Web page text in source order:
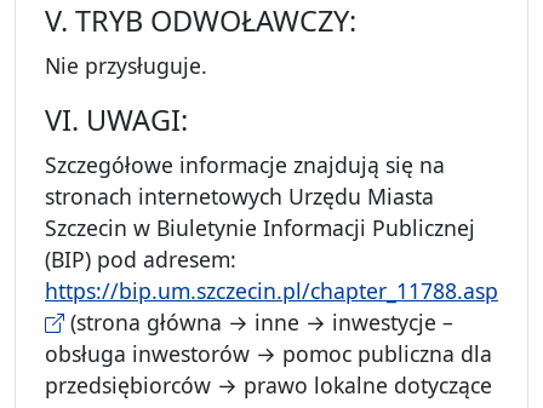
V. TRYB ODWOŁAWCZY:
Nie przysługuje.
VI. UWAGI:
Szczegółowe informacje znajdują się na
stronach internetowych Urzędu Miasta
Szczecin w Biuletynie Informacji Publicznej
(BIP) pod adresem:
https://bip.um.szczecin.pl/chapter_11788.asp
(strona główna → inne → inwestycje –
obsługa inwestorów → pomoc publiczna dla
przedsiębiorców → prawo lokalne dotyczące